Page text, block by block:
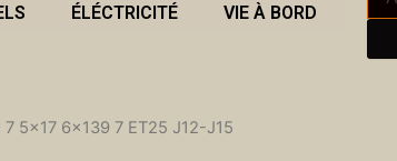
ÉLÉCTRICITÉ VIE À BORD
5×17 6×139 7 ET25 J12-J15